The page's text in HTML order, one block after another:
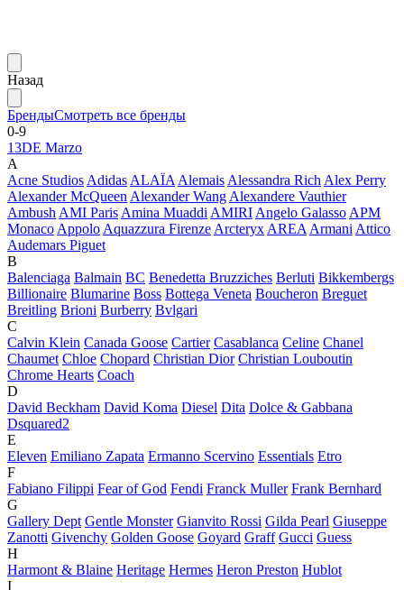
Назад
БрендыСмотреть все бренды
0-9
13DE Marzo
A
Acne StudiosAdidasALAÏAAlemaisAlessandra RichAlex Perry
Alexander McQueenAlexander WangAlexandere Vauthier
AmbushAMI ParisAmina MuaddiAMIRIAngelo GalassoAPM
MonacoAppoloAquazzura FirenzeArcteryxAREAArmaniAttico
Audemars Piguet
B
Balenciaga Balmain BC Benedetta Bruzziches Berluti Bikkembergs
Billionaire Blumarine Boss Bottega Veneta Boucheron Breguet
Breitling Brioni Burberry Bvlgari
C
Calvin Klein Canada Goose Cartier Casablanca Celine Chanel
Chaumet Chloe Chopard Christian Dior Christian Louboutin
Chrome Hearts Coach
D
David Beckham David Koma Diesel Dita Dolce & Gabbana
Dsquared2
E
Eleven Emiliano Zapata Ermanno Scervino Essentials Etro
F
Fabiano Filippi Fear of God Fendi Franck Muller Frank Bernhard
G
Gallery Dept Gentle Monster Gianvito Rossi Gilda Pearl Giuseppe
Zanotti Givenchy Golden Goose Goyard Graff Gucci Guess
H
Harmont & Blaine Heritage Hermes Heron Preston Hublot
I